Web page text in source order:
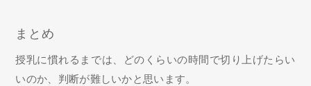
まとめ
授乳に慣れるまでは、どのくらいの時間で切り上げたらい
いのか、判断が難しいかと思います。